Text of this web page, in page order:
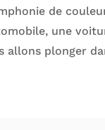
de
une
allons plonger